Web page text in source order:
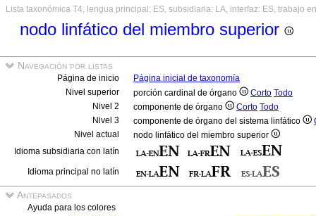
Lista taxonómica T4, lengua principal: ES, subsidiaria: LA, interfaz: ES, trabajo
nodo linfático del miembro superior
Navegación por listas
Página de inicio
Página inicial de taxonomía
Nivel superior
porción cardinal de órgano Corto Todo
Nivel 2
componente de órgano Corto Todo
Nivel 3
componente de órgano del sistema linfático
Nivel actual
nodo linfático del miembro superior
Idioma subsidiaria con latín
Idioma principal no latín
Antepasados
Ayuda para los colores